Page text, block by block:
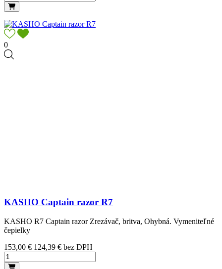
0
KASHO Captain razor R7
KASHO R7 Captain razor Zrezávač, britva, Ohybná. Vymeniteľné
čepielky
Cena
153,00 € 124,39 € bez DPH